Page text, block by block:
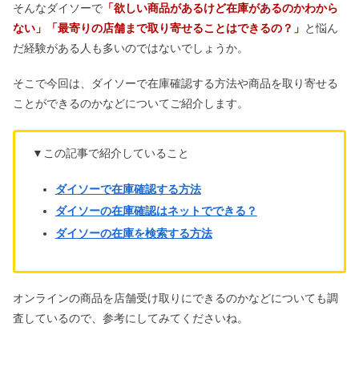
そんなダイソーで 「欲しい商品があるけど在庫があるのかわから
ない」「最寄りの店舗まで取り寄せることはできるの？」 と悩ん
だ経験がある人も多いのではないでしょうか。
そこで今回は、ダイソーで在庫確認する方法や商品を取り寄せる
ことができるのかなどについてご紹介します。
▼この記事で紹介していること
ダイソーで在庫確認する方法
ダイソーの在庫確認はネットでできる？
ダイソーの在庫を検索する方法
オンラインの商品を店舗受け取りにできるのかなどについても調
査しているので、参考にしてみてくださいね。